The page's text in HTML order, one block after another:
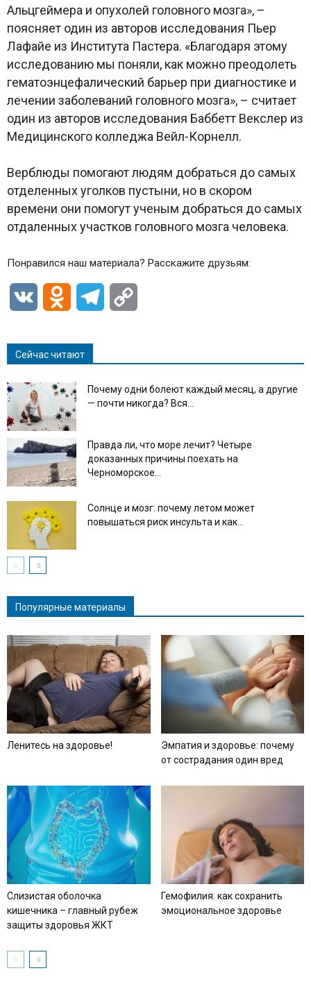
Альцгеймера и опухолей головного мозга», –
поясняет один из авторов исследования Пьер
Лафайе из Института Пастера. «Благодаря этому
исследованию мы поняли, как можно преодолеть
гематоэнцефалический барьер при диагностике и
лечении заболеваний головного мозга», – считает
один из авторов исследования Баббетт Векслер из
Медицинского колледжа Вейл-Корнелл.
Верблюды помогают людям добраться до самых
отделенных уголков пустыни, но в скором
времени они помогут ученым добраться до самых
отдаленных участков головного мозга человека.
Понравился наш материала? Расскажите друзьям:
VK Odnoklassniki
Telegram
Сейчас читают
Почему одни болеют каждый месяц, а другие
— почти никогда? Вся...
Правда ли, что море лечит? Четыре
доказанных причины поехать на
Черноморское...
Солнце и мозг: почему летом может
повышаться риск инсульта и как...
Популярные материалы
Ленитесь на здоровье!
Эмпатия и здоровье: почему
от сострадания один вред
Слизистая оболочка
кишечника – главный рубеж
защиты здоровья ЖКТ
Гемофилия: как сохранить
эмоциональное здоровье